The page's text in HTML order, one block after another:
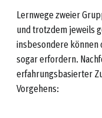
Lernwege zweier
und trotzdem jeweils
insbesondere können
sogar erfordern.
erfahrungsbasierter
Vorgehens: